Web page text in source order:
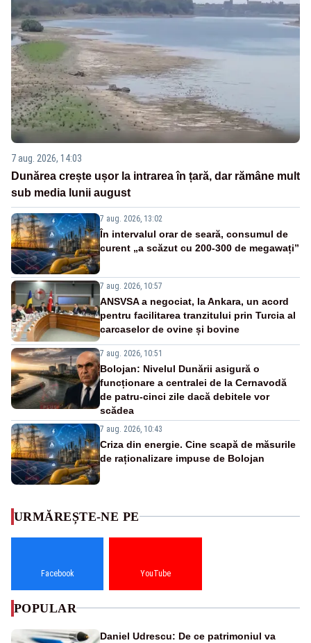
7 aug. 2026, 14:03
Dunărea crește ușor la intrarea în țară, dar rămâne mult
sub media lunii august
7 aug. 2026, 13:02
În intervalul orar de seară, consumul de
curent „a scăzut cu 200-300 de megawați”
7 aug. 2026, 10:57
ANSVSA a negociat, la Ankara, un acord
pentru facilitarea tranzitului prin Turcia al
carcaselor de ovine și bovine
7 aug. 2026, 10:51
Bolojan: Nivelul Dunării asigură o
funcționare a centralei de la Cernavodă
de patru-cinci zile dacă debitele vor
scădea
7 aug. 2026, 10:43
Criza din energie. Cine scapă de măsurile
de raționalizare impuse de Bolojan
URMĂREȘTE-NE PE
Facebook YouTube
POPULAR
Daniel Udrescu: De ce patrimoniul va